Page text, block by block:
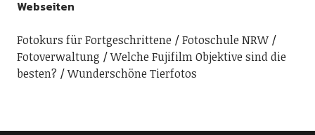
Webseiten
Fotokurs für Fortgeschrittene
Fotoschule NRW
Fotoverwaltung
Welche Fujifilm Objektive sind die
besten?
Wunderschöne Tierfotos